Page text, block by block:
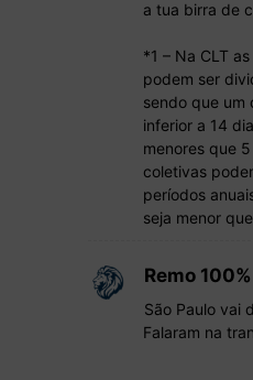
a tua birra de
*1 – Na CLT
podem ser
sendo que um
inferior a 14
menores que
coletivas
períodos
seja menor
Remo 100%
São Paulo vai
Falaram na